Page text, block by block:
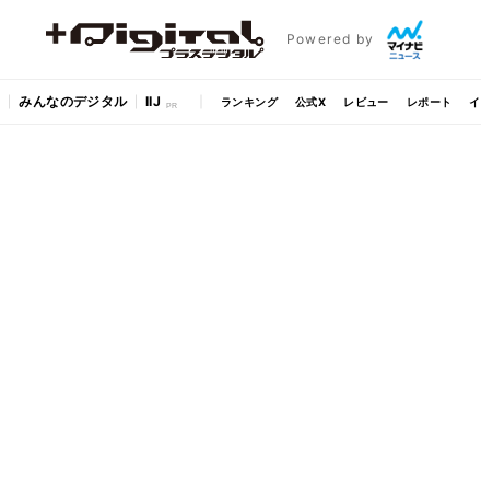
Powered by
みんなのデジタル IIJ ランキング 公式X レビュー レポート